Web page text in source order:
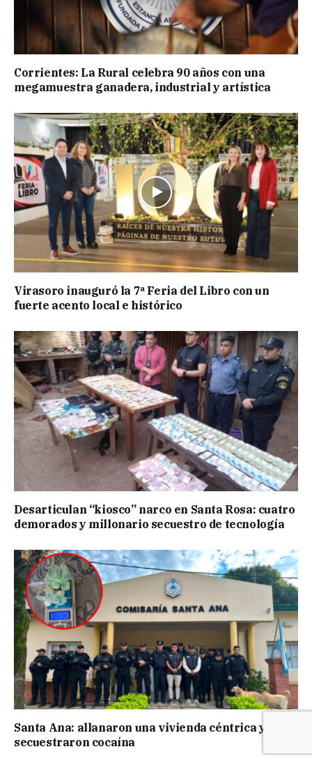
Corrientes: La Rural celebra 90 años con una
megamuestra ganadera, industrial y artística
Virasoro inauguró la 7ª Feria del Libro con un
fuerte acento local e histórico
Desarticulan “kiosco” narco en Santa Rosa: cuatro
demorados y millonario secuestro de tecnología
Santa Ana: allanaron una vivienda céntrica y
secuestraron cocaína